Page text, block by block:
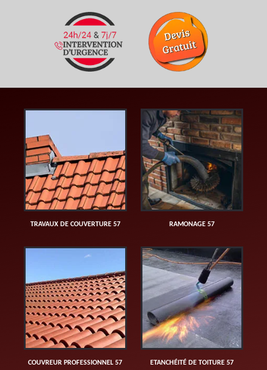
TRAVAUX DE COUVERTURE 57 RAMONAGE 57
COUVREUR PROFESSIONNEL 57 ETANCHÉITÉ DE TOITURE 57